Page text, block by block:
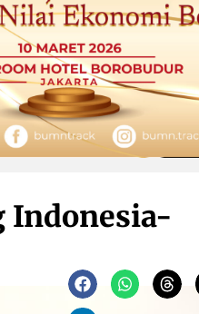
Indonesia-